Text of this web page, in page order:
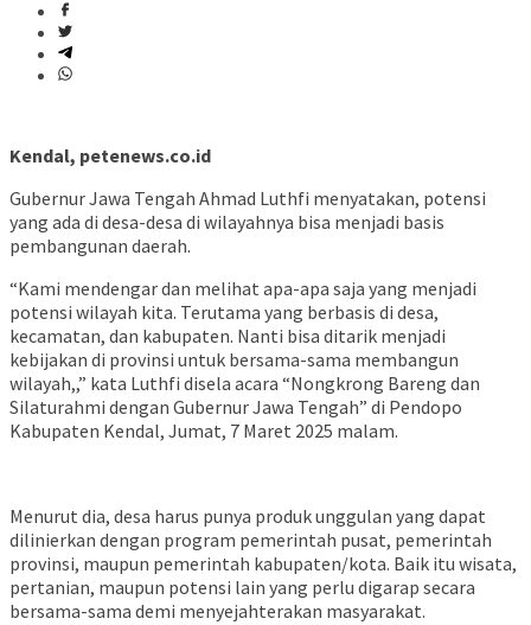
Kendal, petenews.co.id
Gubernur Jawa Tengah Ahmad Luthfi menyatakan, potensi
yang ada di desa-desa di wilayahnya bisa menjadi basis
pembangunan daerah.
“Kami mendengar dan melihat apa-apa saja yang menjadi
potensi wilayah kita. Terutama yang berbasis di desa,
kecamatan, dan kabupaten. Nanti bisa ditarik menjadi
kebijakan di provinsi untuk bersama-sama membangun
wilayah,,” kata Luthfi disela acara “Nongkrong Bareng dan
Silaturahmi dengan Gubernur Jawa Tengah” di Pendopo
Kabupaten Kendal, Jumat, 7 Maret 2025 malam.
Menurut dia, desa harus punya produk unggulan yang dapat
dilinierkan dengan program pemerintah pusat, pemerintah
provinsi, maupun pemerintah kabupaten/kota. Baik itu wisata,
pertanian, maupun potensi lain yang perlu digarap secara
bersama-sama demi menyejahterakan masyarakat.